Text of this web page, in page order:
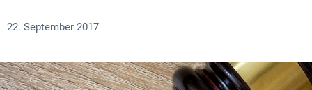
22. September 2017